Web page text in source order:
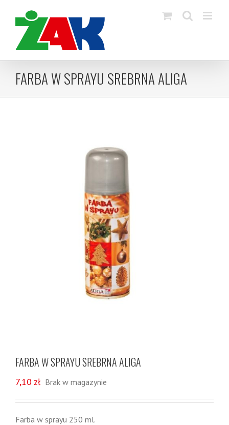
content
FARBA W SPRAYU SREBRNA ALIGA
FARBA W SPRAYU SREBRNA ALIGA
7,10 zł Brak w magazynie
Farba w sprayu 250 ml.